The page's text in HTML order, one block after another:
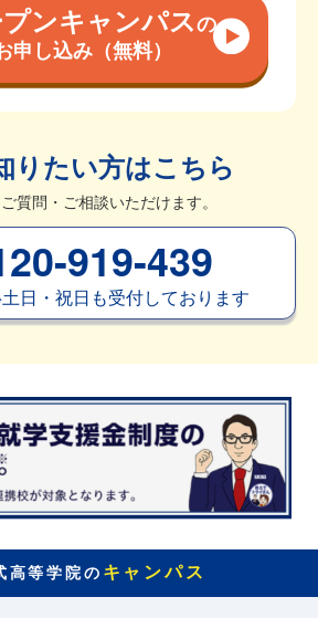
ンキャンパスの
申し込み（無料）
りたい方はこちら
質問・ご相談いただけます。
919-439
土日・祝日も受付しております
高等学院の キャンパス